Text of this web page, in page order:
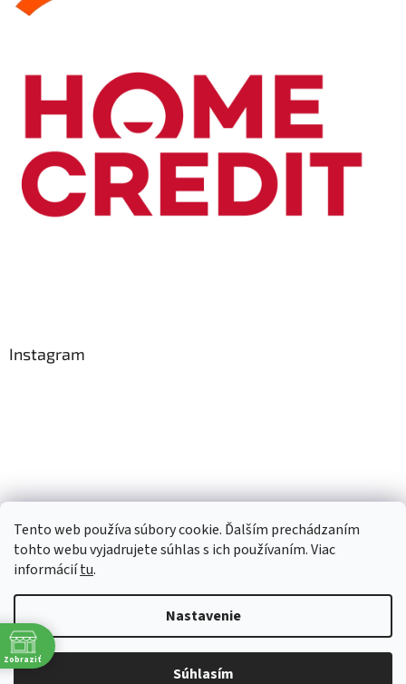
Tento web používa súbory cookie. Ďalším prechádzaním
tohto webu vyjadrujete súhlas s ich používaním. Viac
informáciítu.
Nastavenie
Súhlasím
Instagram
Sledovať na Instagrame
Copyright 2026TopRobot.sk. Všetky práva vyhradené.Upraviť
nastavenie cookies
Zobraziť